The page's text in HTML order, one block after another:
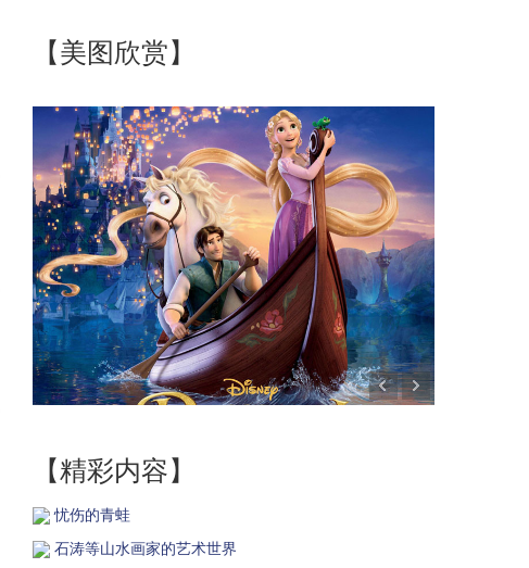
【美图欣赏】
【精彩内容】
忧伤的青蛙
石涛等山水画家的艺术世界